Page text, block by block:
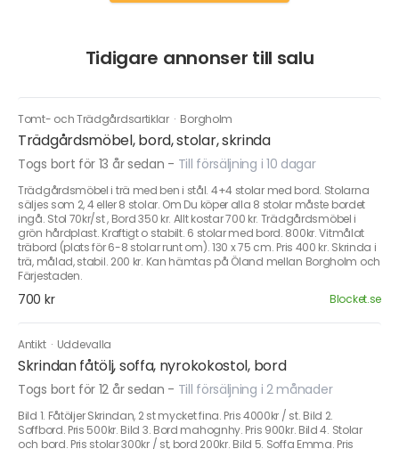
Tidigare annonser till salu
Tomt- och Trädgårdsartiklar · Borgholm
Trädgårdsmöbel, bord, stolar, skrinda
Togs bort för 13 år sedan - Till försäljning i 10 dagar
Trädgårdsmöbel i trä med ben i stål. 4+4 stolar med bord. Stolarna
säljes som 2, 4 eller 8 stolar. Om Du köper alla 8 stolar måste bordet
ingå. Stol 70kr/st , Bord 350 kr. Allt kostar 700 kr. Trädgårdsmöbel i
grön hårdplast. Kraftigt o stabilt. 6 stolar med bord. 800kr. Vitmålat
träbord (plats för 6-8 stolar runt om). 130 x 75 cm. Pris 400 kr. Skrinda i
trä, målad, stabil. 200 kr. Kan hämtas på Öland mellan Borgholm och
Färjestaden.
700 kr Blocket.se
Antikt · Uddevalla
Skrindan fåtölj, soffa, nyrokokostol, bord
Togs bort för 12 år sedan - Till försäljning i 2 månader
Bild 1. Fåtöljer Skrindan, 2 st mycket fina. Pris 4000kr / st. Bild 2.
Soffbord. Pris 500kr. Bild 3. Bord mahognhy. Pris 900kr. Bild 4. Stolar
och bord. Pris stolar 300kr / st, bord 200kr. Bild 5. Soffa Emma. Pris